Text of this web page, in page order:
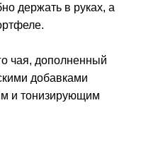
держать в руках, а
чая, дополненный
добавками
и тонизирующим